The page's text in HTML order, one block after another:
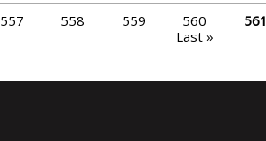
557 558 559 560 561
Last »